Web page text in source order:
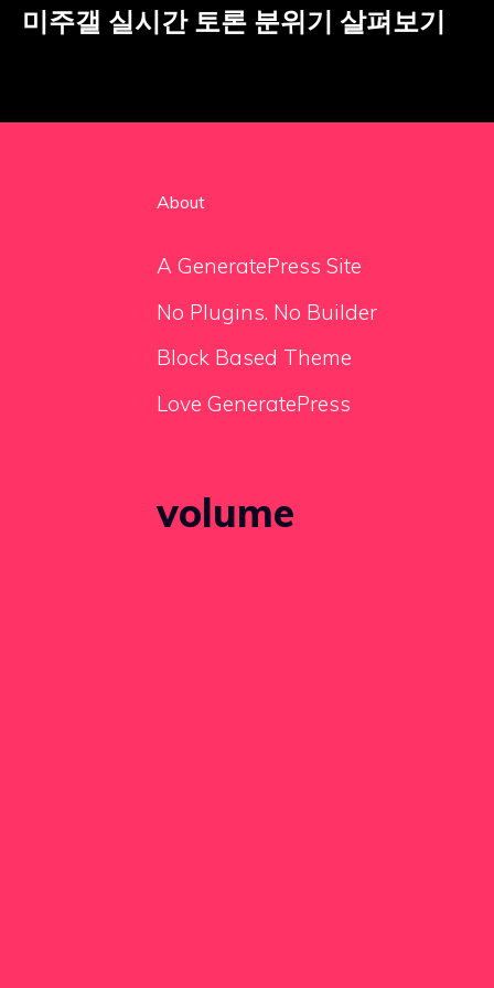
미주갤 실시간 토론 분위기 살펴보기
About
A GeneratePress Site
No Plugins. No Builder
Block Based Theme
Love GeneratePress
volume